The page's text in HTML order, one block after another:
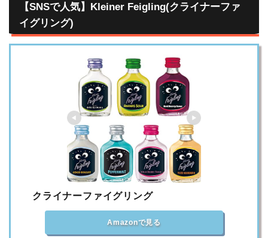
【SNSで人気】Kleiner Feigling(クライナーファ
イグリング)
クライナーファイグリング
Amazonで見る